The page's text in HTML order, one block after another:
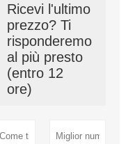
Ricevi l'ultimo
prezzo? Ti
risponderemo
al più presto
(entro 12
ore)